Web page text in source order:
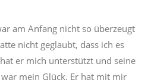
am Anfang nicht so überzeugt
nicht geglaubt, dass ich es
er mich unterstützt und seine
mein Glück. Er hat mit mir